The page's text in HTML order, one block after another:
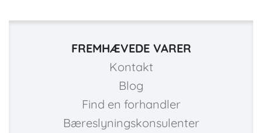
FREMHÆVEDE VARER
Kontakt
Blog
Find en forhandler
Bæreslyningskonsulenter